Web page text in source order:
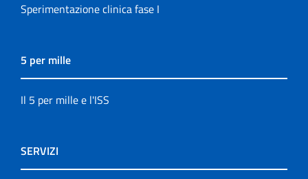
Sperimentazione clinica fase I
5 per mille
Il 5 per mille e l'ISS
SERVIZI